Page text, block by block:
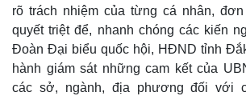
rõ trách nhiệm của từng cá nhân,
quyết triệt để, nhanh chóng các kiến
Đoàn Đại biểu quốc hội, HĐND tỉnh
hành giám sát những cam kết của
các sở, ngành, địa phương đối với